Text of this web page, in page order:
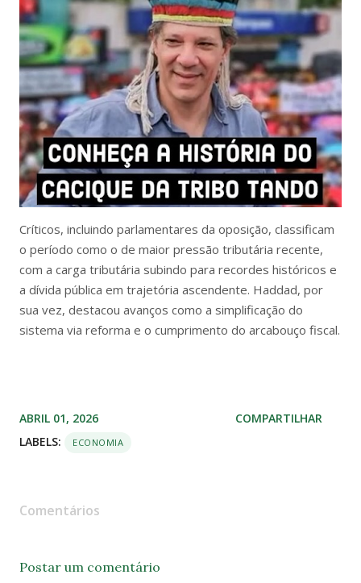
Críticos, incluindo parlamentares da oposição, classificam
o período como o de maior pressão tributária recente,
com a carga tributária subindo para recordes históricos e
a dívida pública em trajetória ascendente. Haddad, por
sua vez, destacou avanços como a simplificação do
sistema via reforma e o cumprimento do arcabouço fiscal.
ABRIL 01, 2026
LABELS:
ECONOMIA
COMPARTILHAR
Comentários
Postar um comentário